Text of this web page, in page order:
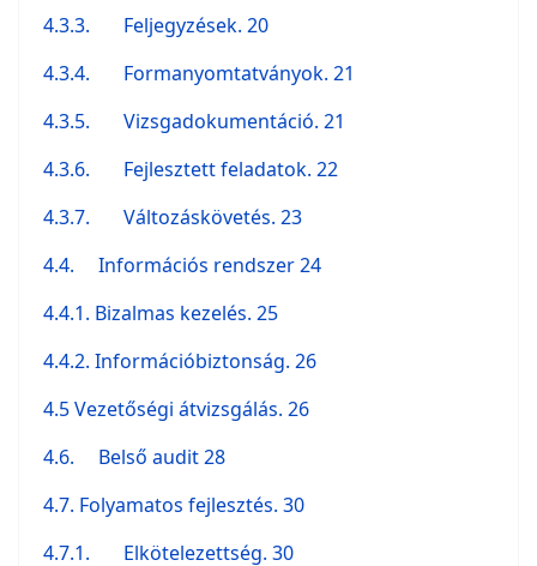
4.3.3. Feljegyzések. 20
4.3.4. Formanyomtatványok. 21
4.3.5. Vizsgadokumentáció. 21
4.3.6. Fejlesztett feladatok. 22
4.3.7. Változáskövetés. 23
4.4.
Információs rendszer 24
4.4.1. Bizalmas kezelés. 25
4.4.2. Információbiztonság. 26
4.5 Vezetőségi átvizsgálás. 26
4.6.
Belső audit 28
4.7. Folyamatos fejlesztés. 30
4.7.1. Elkötelezettség. 30